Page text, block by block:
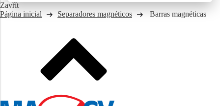
Zavřít
Página inicial Separadores magnéticos Barras magnéticas